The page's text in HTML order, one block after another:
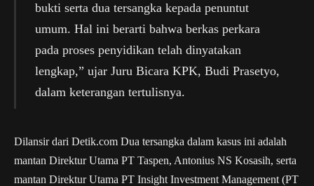
bukti serta dua tersangka kepada penuntut
umum. Hal ini berarti bahwa berkas perkara
pada proses penyidikan telah dinyatakan
lengkap,” ujar Juru Bicara KPK, Budi Prasetyo,
dalam keterangan tertulisnya.
Dilansir dari Detik.com Dua tersangka dalam kasus ini adalah
mantan Direktur Utama PT Taspen, Antonius NS Kosasih, serta
mantan Direktur Utama PT Insight Investment Management (PT